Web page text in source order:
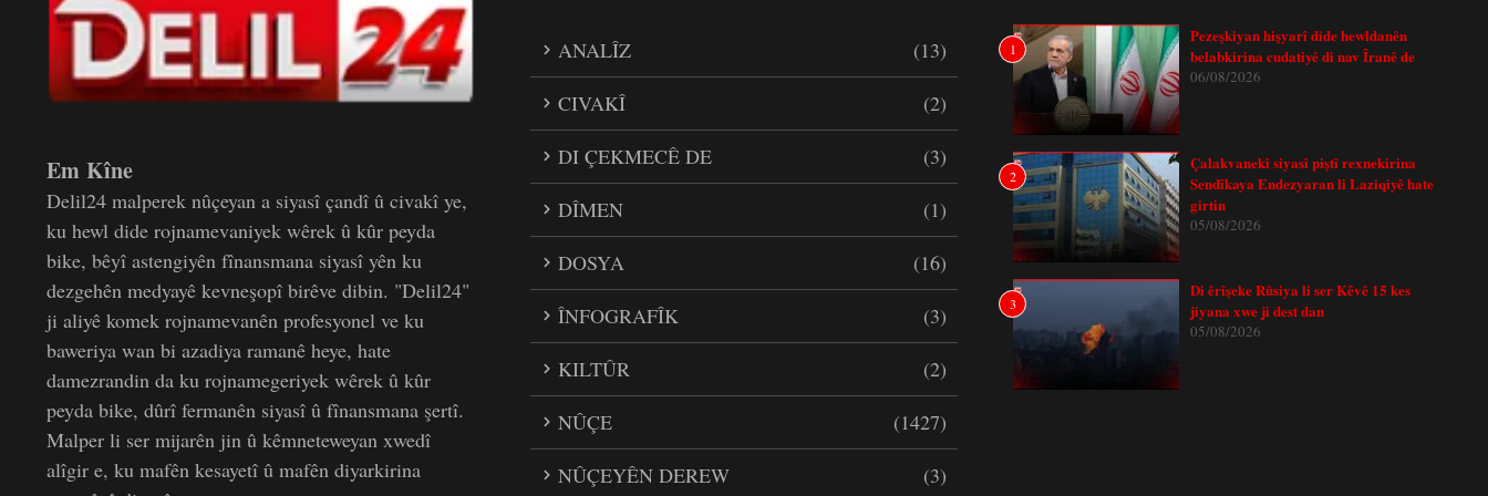
Em Kîne
Delil24 malperek nûçeyan a siyasî çandî û civakî ye,
ku hewl dide rojnamevaniyek wêrek û kûr peyda
bike, bêyî astengiyên fînansmana siyasî yên ku
dezgehên medyayê kevneşopî birêve dibin. "Delil24"
ji aliyê komek rojnamevanên profesyonel ve ku
baweriya wan bi azadiya ramanê heye, hate
damezrandin da ku rojnamegeriyek wêrek û kûr
peyda bike, dûrî fermanên siyasî û fînansmana şertî.
Malper li ser mijarên jin û kêmneteweyan xwedî
alîgir e, ku mafên kesayetî û mafên diyarkirina
ANALÎZ
(13)
CIVAKÎ
(2)
DI ÇEKMECÊ DE
(3)
DÎMEN
(1)
DOSYA
(16)
ÎNFOGRAFÎK
(3)
KILTÛR
(2)
NÛÇE
(1427)
NÛÇEYÊN DEREW
(3)
1
Pezeşkiyan hişyarî dide hewldanên
belabkirina cudatiyê di nav Îranê de
06/08/2026
2
Çalakvanekî siyasî piştî rexnekirina
Sendîkaya Endezyaran li Laziqiyê hate
girtin
05/08/2026
3
Di êrîşeke Rûsiya li ser Kêvê 15 kes
jiyana xwe ji dest dan
05/08/2026